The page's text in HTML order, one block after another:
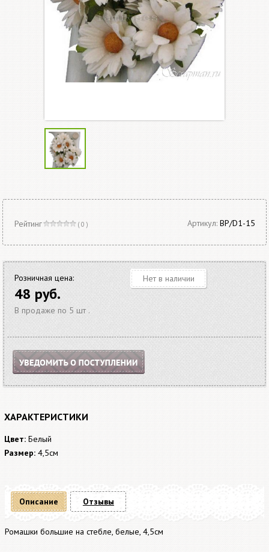
Рейтинг ( 0 ) Артикул: BP/D1-15
Розничная цена:
48 руб.
В продаже по 5 шт .
Нет в наличии
ХАРАКТЕРИСТИКИ
Цвет: Белый
Размер: 4,5см
Описание
Ромашки большие на стебле, белые, 4,5см
Отзывы